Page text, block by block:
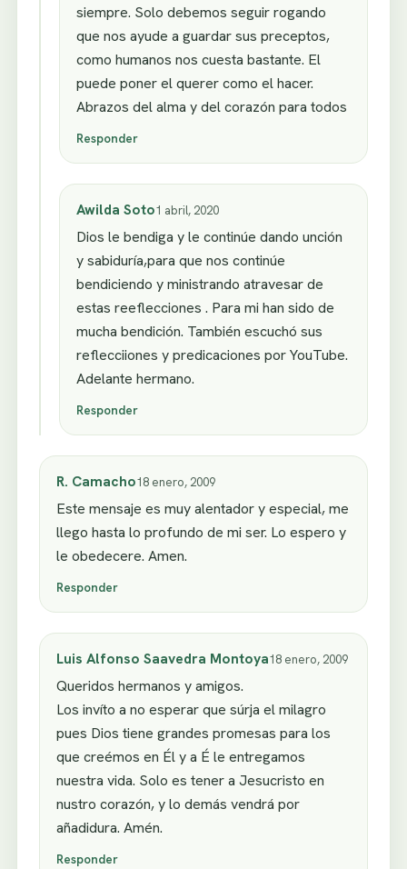
siempre. Solo debemos seguir rogando
que nos ayude a guardar sus preceptos,
como humanos nos cuesta bastante. El
puede poner el querer como el hacer.
Abrazos del alma y del corazón para todos
Responder
Awilda Soto1 abril, 2020
Dios le bendiga y le continúe dando unción
y sabiduría,para que nos continúe
bendiciendo y ministrando atravesar de
estas reeflecciones . Para mi han sido de
mucha bendición. También escuchó sus
reflecciiones y predicaciones por YouTube.
Adelante hermano.
Responder
R. Camacho18 enero, 2009
Este mensaje es muy alentador y especial, me
llego hasta lo profundo de mi ser. Lo espero y
le obedecere. Amen.
Responder
Luis Alfonso Saavedra Montoya18 enero, 2009
Queridos hermanos y amigos.
Los invíto a no esperar que súrja el milagro
pues Dios tiene grandes promesas para los
que creémos en Él y a É le entregamos
nuestra vida. Solo es tener a Jesucristo en
nustro corazón, y lo demás vendrá por
añadidura. Amén.
Responder